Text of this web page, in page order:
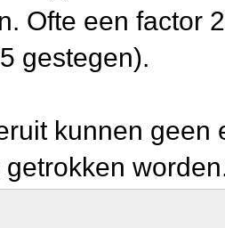
Ofte een factor
gestegen).
kunnen